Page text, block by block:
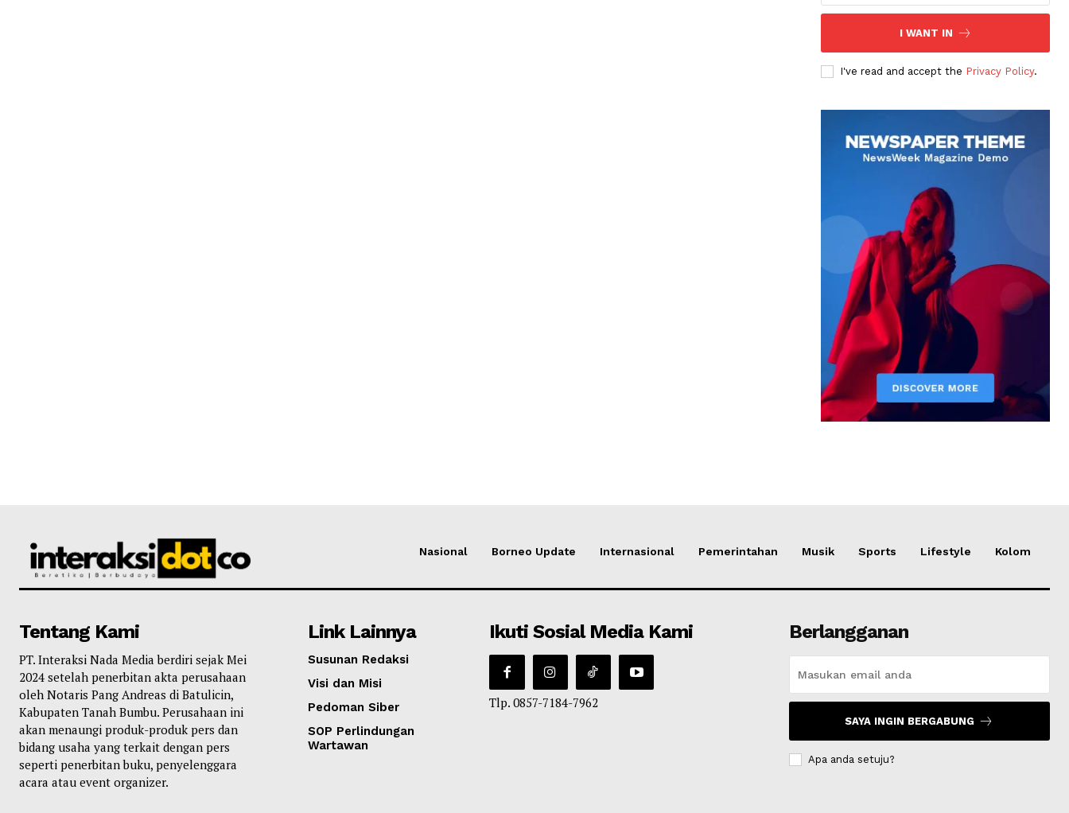
I WANT IN
I've read and accept the Privacy Policy.
Nasional Borneo Update Internasional Pemerintahan Musik Sports Lifestyle Kolom
Tentang Kami
PT. Interaksi Nada Media berdiri sejak Mei
2024 setelah penerbitan akta perusahaan
oleh Notaris Pang Andreas di Batulicin,
Kabupaten Tanah Bumbu. Perusahaan ini
akan menaungi produk-produk pers dan
bidang usaha yang terkait dengan pers
seperti penerbitan buku, penyelenggara
acara atau event organizer.
Link Lainnya
Susunan Redaksi
Visi dan Misi
Pedoman Siber
SOP Perlindungan
Wartawan
Ikuti Sosial Media Kami
Tlp. 0857-7184-7962
Berlangganan
SAYA INGIN BERGABUNG
Apa anda setuju?